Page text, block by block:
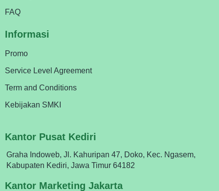
FAQ
Informasi
Promo
Service Level Agreement
Term and Conditions
Kebijakan SMKI
Kantor Pusat Kediri
Graha Indoweb, Jl. Kahuripan 47, Doko, Kec. Ngasem,
Kabupaten Kediri, Jawa Timur 64182
Kantor Marketing Jakarta